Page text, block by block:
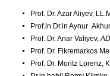
Prof. Dr. Azar Aliyev,
Prof.in Dr.in Aynur
Prof. Dr. Anar Valiyev,
Prof. Dr. Fikremarkos
Prof. Dr. Moritz Lorenz,